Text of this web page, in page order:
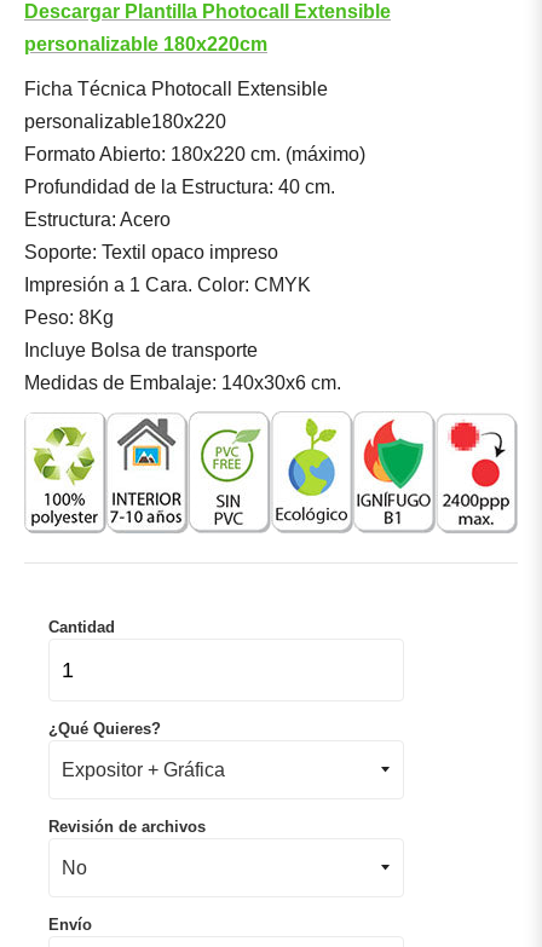
Descargar Plantilla Photocall Extensible
personalizable 180x220cm
Ficha Técnica Photocall Extensible
personalizable180x220
Formato Abierto: 180x220 cm. (máximo)
Profundidad de la Estructura: 40 cm.
Estructura: Acero
Soporte: Textil opaco impreso
Impresión a 1 Cara. Color: CMYK
Peso: 8Kg
Incluye Bolsa de transporte
Medidas de Embalaje: 140x30x6 cm.
Cantidad
¿Qué Quieres?
Revisión de archivos
Envío